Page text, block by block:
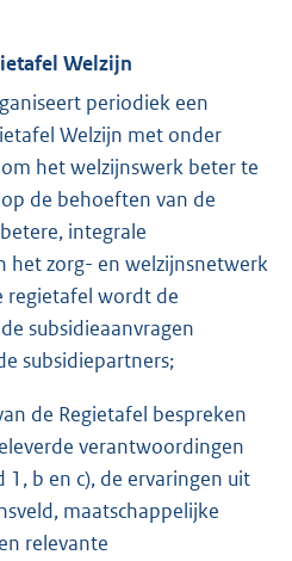
Welzijn
periodiek een
Welzijn met onder
het welzijnswerk beter te
de behoeften van de
integrale
het zorg- en welzijnsnetwerk
regietafel wordt de
subsidieaanvragen
subsidiepartners;
de Regietafel bespreken
verantwoordingen
1, b en c), de ervaringen uit
maatschappelijke
relevante